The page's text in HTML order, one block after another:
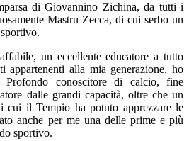
di Giovannino Zichina, da tutti i
Mastru Zecca, di cui serbo un
un eccellente educatore a tutto
appartenenti alla mia generazione, ho
Profondo conoscitore di calcio, fine
dalle grandi capacità, oltre che un
cui il Tempio ha potuto apprezzare le
anche per me una delle prime e più
sportivo.